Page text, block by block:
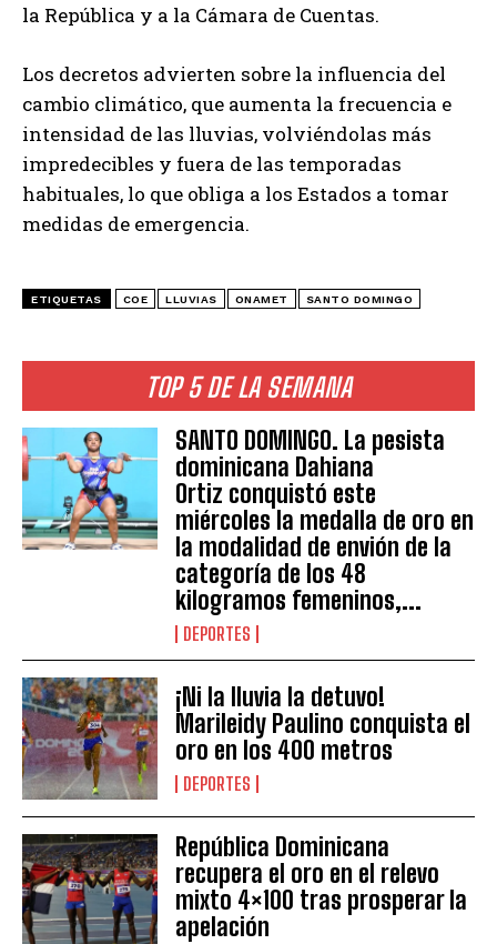
TOP 5 DE LA SEMANA
SANTO DOMINGO. La pesista
dominicana Dahiana
Ortiz conquistó este
miércoles la medalla de oro en
la modalidad de envión de la
categoría de los 48
kilogramos femeninos,...
DEPORTES
¡Ni la lluvia la detuvo!
Marileidy Paulino conquista el
oro en los 400 metros
DEPORTES
República Dominicana
recupera el oro en el relevo
mixto 4×100 tras prosperar la
apelación
la República y a la Cámara de Cuentas.
Los decretos advierten sobre la influencia del
cambio climático, que aumenta la frecuencia e
intensidad de las lluvias, volviéndolas más
impredecibles y fuera de las temporadas
habituales, lo que obliga a los Estados a tomar
medidas de emergencia.
ETIQUETAS COE LLUVIAS ONAMET SANTO DOMINGO